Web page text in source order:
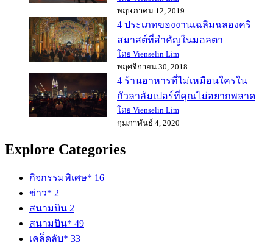
พฤษภาคม 12, 2019
4 ประเภทของงานเฉลิมฉลองคริ
สมาสต์ที่สำคัญในมอลตา
โดย Vienselin Lim
พฤศจิกายน 30, 2018
4 ร้านอาหารที่ไม่เหมือนใครใน
กัวลาลัมเปอร์ที่คุณไม่อยากพลาด
โดย Vienselin Lim
กุมภาพันธ์ 4, 2020
Explore Categories
กิจกรรมพิเศษ* 16
ข่าว* 2
สนามบิน 2
สนามบิน* 49
เคล็ดลับ* 33